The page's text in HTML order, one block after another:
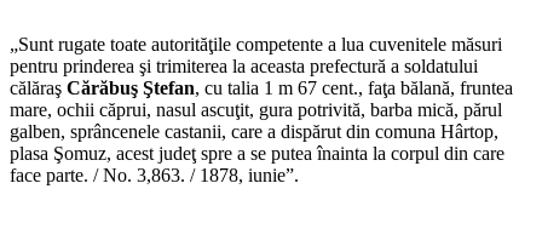
„Sunt rugate toate autorităţile competente a lua cuvenitele măsuri
pentru prinderea şi trimiterea la aceasta prefectură a soldatului
călăraş Cărăbuş Ştefan, cu talia 1 m 67 cent., faţa bălană, fruntea
mare, ochii căprui, nasul ascuţit, gura potrivită, barba mică, părul
galben, sprâncenele castanii, care a dispărut din comuna Hârtop,
plasa Şomuz, acest judeţ spre a se putea înainta la corpul din care
face parte. / No. 3,863. / 1878, iunie”.